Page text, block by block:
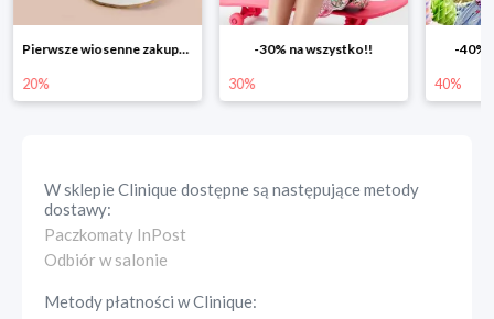
Pierwsze wiosenne zakupy -20%
20%
-30% na wszystko!!
30%
-40%
40%
W sklepieCliniquedostępne są następujące metody
dostawy:
Paczkomaty InPost
Odbiór w salonie
Metody płatności wClinique: